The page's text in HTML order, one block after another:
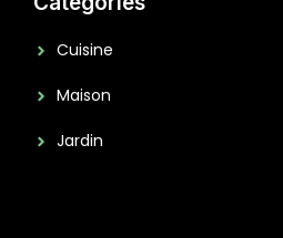
Cuisine
Maison
Jardin